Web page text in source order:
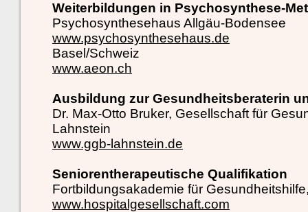
Weiterbildungen in Psychosynthese-
Psychosynthesehaus Allgäu-Bodensee
www.psychosynthesehaus.de
Basel/Schweiz
www.aeon.ch
Ausbildung zur Gesundheitsberaterin
Dr. Max-Otto Bruker, Gesellschaft für
Lahnstein
www.ggb-lahnstein.de
Seniorentherapeutische Qualifikation
Fortbildungsakademie für
www.hospitalgesellschaft.com